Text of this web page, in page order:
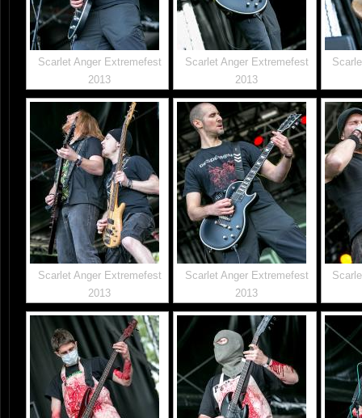
Scarlet Anger Extremefest
2013
Scarlet Anger Extremefest
2013
Scarlet Anger Extremefest
2013
Scarlet Anger Extremefest
2013